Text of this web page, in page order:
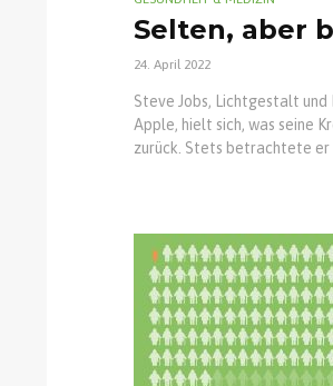
Selten, aber
24. April 2022
Steve Jobs, Lichtgestalt
Apple, hielt sich, was seine
zurück. Stets betrachtete er